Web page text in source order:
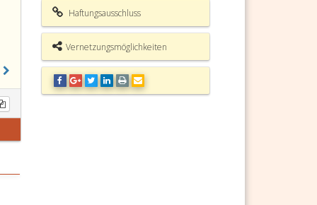
§ 44b BTV
§ 44c BTV
§ 45 BTV
§ 46 BTV
Haftungsausschluss
Vernetzungsmöglichkeiten